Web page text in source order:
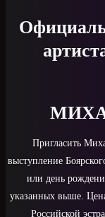
Пригласить
выступление
или день
указанных выше.
Российской